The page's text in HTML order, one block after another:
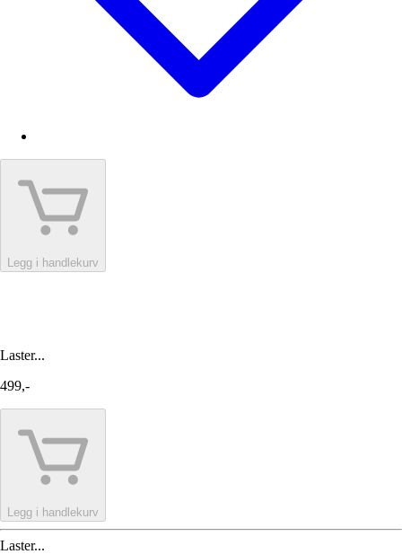
Legg i handlekurv
Laster...
499,-
Legg i handlekurv
Laster...